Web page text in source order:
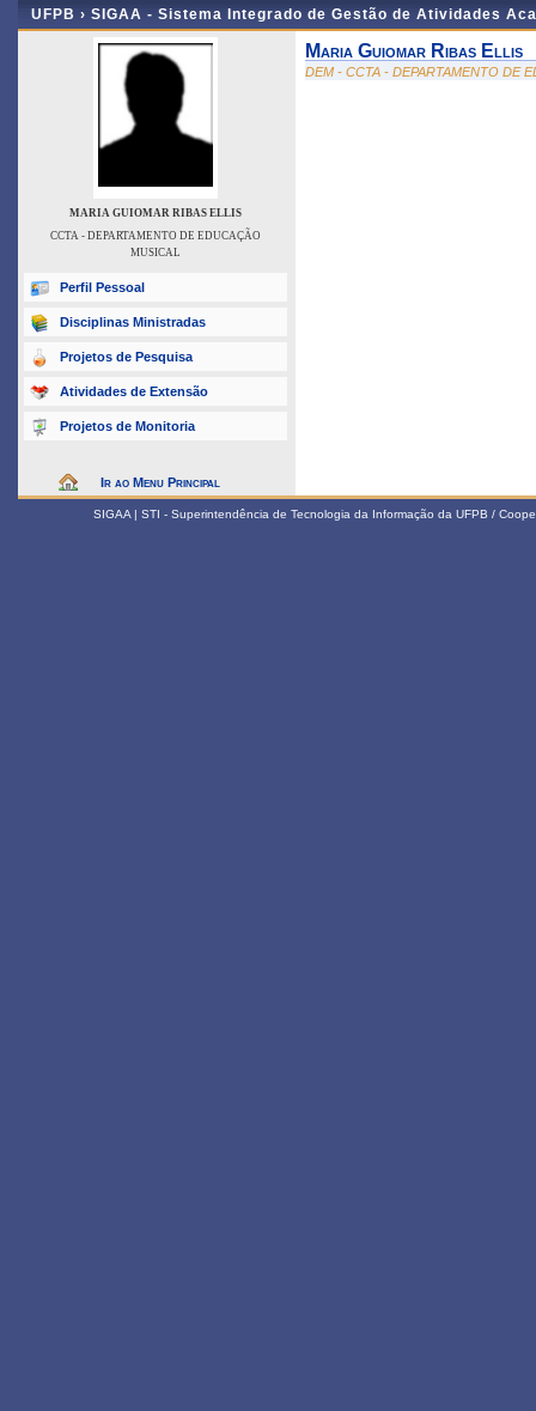
UFPB › SIGAA - Sistema Integrado de Gestão de Atividades
MARIA GUIOMAR RIBAS ELLIS
CCTA - DEPARTAMENTO DE EDUCAÇÃO
MUSICAL
Perfil Pessoal
Disciplinas Ministradas
Projetos de Pesquisa
Atividades de Extensão
Projetos de Monitoria
Ir ao Menu Principal
Maria Guiomar Ribas Ellis
DEM - CCTA - DEPARTAMENTO DE
SIGAA | STI - Superintendência de Tecnologia da Informação da UFPB /